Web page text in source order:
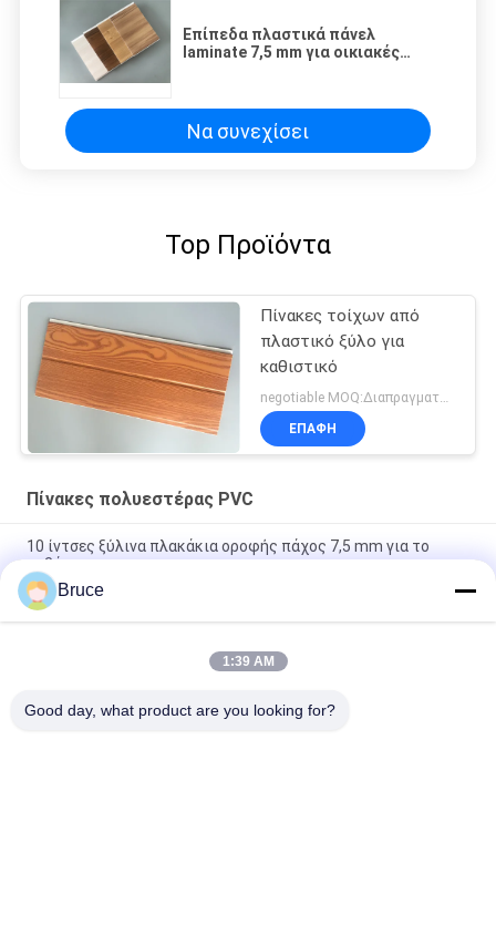
Επίπεδα πλαστικά πάνελ
laminate 7,5 mm για οικιακές
Να συνεχίσει
Top Προϊόντα
Πίνακες τοίχων από
πλαστικό ξύλο για
καθιστικό
negotiable MOQ:Διαπραγματεύσιμος
ΕΠΑΦΉ
Πίνακες πολυεστέρας PVC
10 ίντσες ξύλινα πλακάκια οροφής πάχος 7,5 mm για το
ταβάνι
25cm × 8mm Τέσσερα τόξα PVC ξύλινα πλαστικά laminate
πάνελ Προσαρμοσμένο μήκος
Εύκολη εγκατάσταση Τοίχοι με λαμινισμένο τοίχο για
Bruce
1:39 AM
Good day, what product are you looking for?